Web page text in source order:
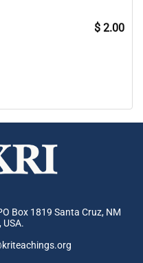
$ 2.00
Box 1819 Santa Cruz, NM
USA.